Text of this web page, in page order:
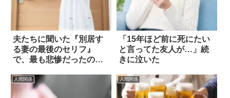
夫たちに聞いた『別居す
る妻の最後のセリフ』
で、最も悲惨だったの
「15年ほど前に死にたい
と言ってた友人が…」続
きに泣いた
人間関係 人間関係